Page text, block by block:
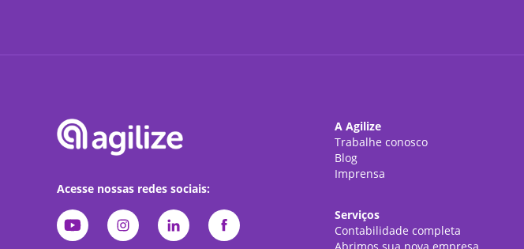
Acesse nossas redes sociais:
A Agilize
Trabalhe conosco
Blog
Imprensa
Serviços
Contabilidade completa